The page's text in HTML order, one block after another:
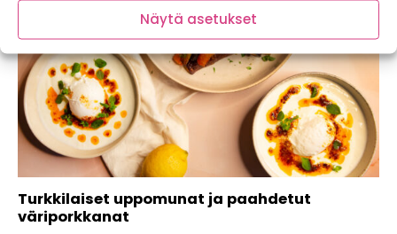
Näytä asetukset
Turkkilaiset uppomunat ja paahdetut
väriporkkanat